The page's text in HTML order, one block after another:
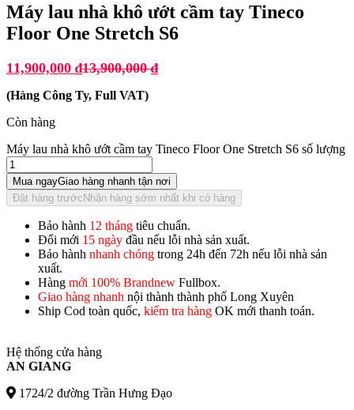
Máy lau nhà khô ướt cầm tay Tineco
Floor One Stretch S6
11,900,000 ₫13,900,000₫
(Hàng Công Ty, Full VAT)
Còn hàng
Máy lau nhà khô ướt cầm tay Tineco Floor One Stretch S6 số lượng
Mua ngayGiao hàng nhanh tận nơi
Đặt hàng trước Nhận hàng sớm nhất khi có hàng
Bảo hành 12 tháng tiêu chuẩn.
Đổi mới 15 ngày đầu nếu lỗi nhà sản xuất.
Bảo hành nhanh chóng trong 24h đến 72h nếu lỗi nhà sản
xuất.
Hàng mới 100% Brandnew Fullbox.
Giao hàng nhanh nội thành thành phố Long Xuyên
Ship Cod toàn quốc, kiểm tra hàng OK mới thanh toán.
Hệ thống cửa hàng
AN GIANG
1724/2 đường Trần Hưng Đạo